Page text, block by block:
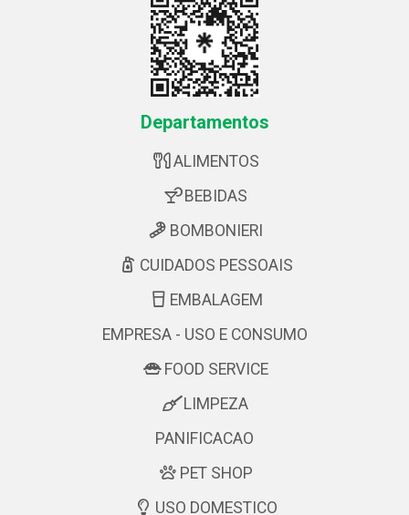
Departamentos
ALIMENTOS
BEBIDAS
BOMBONIERI
CUIDADOS PESSOAIS
EMBALAGEM
EMPRESA - USO E CONSUMO
FOOD SERVICE
LIMPEZA
PANIFICACAO
PET SHOP
USO DOMESTICO